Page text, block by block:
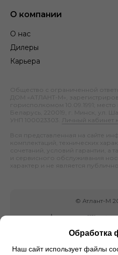
О компании
О нас
Дилеры
Карьера
Общество с ограниченной
ДОМ «АТЛАНТ-М»,
горисполкомом 10.09.1991;
Беларусь, 220019, г. Минск, ул.
УНП 100023303.
Личный кабинет
Вся представленная на сайте
комплектаций, технических
сочетаний, условий гарантии, а
и сервисного обслуживания
характер и не является
© Атлант-М
Обработка
Наш сайт использует файлы